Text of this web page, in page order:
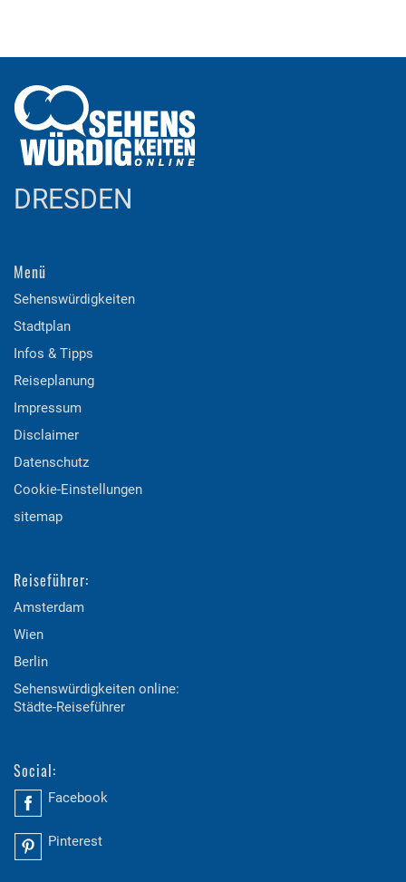
DRESDEN
Menü
Sehenswürdigkeiten
Stadtplan
Infos & Tipps
Reiseplanung
Impressum
Disclaimer
Datenschutz
Cookie-Einstellungen
sitemap
Reiseführer:
Amsterdam
Wien
Berlin
Sehenswürdigkeiten online:
Städte-Reiseführer
Social:
Facebook
Pinterest